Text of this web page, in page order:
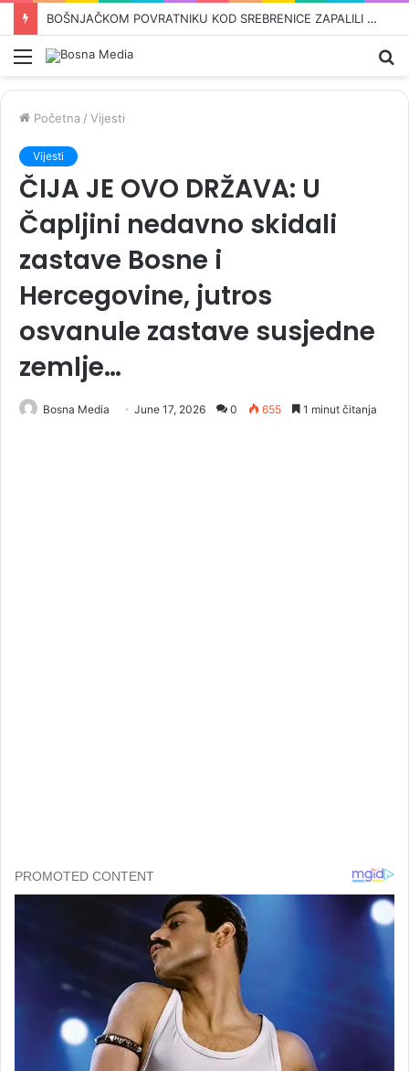
OVO SU KANDIDATI SNSD-a ZA PARLAMENT BiH: Pored Vulićke i Amidžića tu su i…
Meni
Početna / Vijesti
Vijesti
ČIJA JE OVO DRŽAVA: U
Čapljini nedavno skidali
zastave Bosne i
Hercegovine, jutros
osvanule zastave susjedne
zemlje…
Bosna Media June 17, 2026 0 655 1 minut čitanja